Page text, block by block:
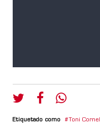
Etiquetado como Toni Cornell